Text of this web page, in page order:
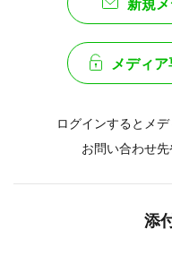
新規
メディ
ログインするとメ
お問い合わせ
添